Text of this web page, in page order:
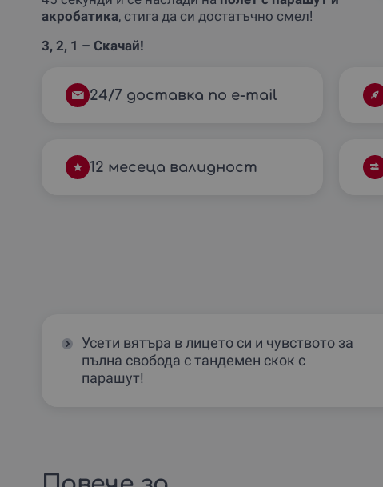
акробатика, стига да си достатъчно смел!
3, 2, 1 – Скачай!
24/7 доставка по e-mail
12 месеца валидност
Усети вятъра в лицето си и чувството за
пълна свобода с тандемен скок с
парашут!